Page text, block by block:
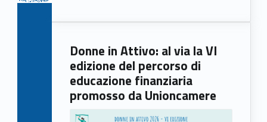
Donne in Attivo: al via la VI
edizione del percorso di
educazione finanziaria
promosso da Unioncamere